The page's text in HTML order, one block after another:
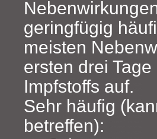
geringfügig
meisten
ersten drei
Impfstoffs auf.
Sehr häufig
betreffen):